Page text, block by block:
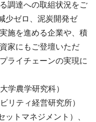
調達への取組状況をご
少ゼロ、泥炭開発ゼ
施を進める企業や、積
家にもご登壇いただ
ライチェーンの実現に
学農学研究科）
リティ経営研究所）
トマネジメント）、